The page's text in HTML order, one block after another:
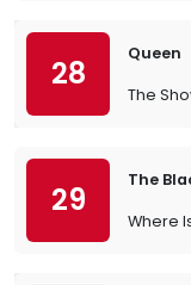
28
Queen
The
29
The
Where